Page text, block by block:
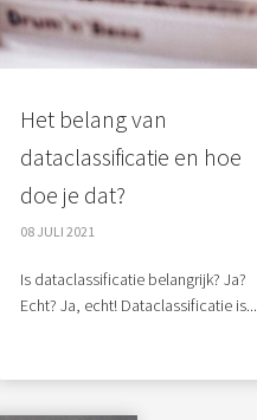
Het belang van
dataclassificatie en hoe
doe je dat?
08 JULI 2021
Is dataclassificatie belangrijk? Ja?
Echt? Ja, echt! Dataclassificatie is...